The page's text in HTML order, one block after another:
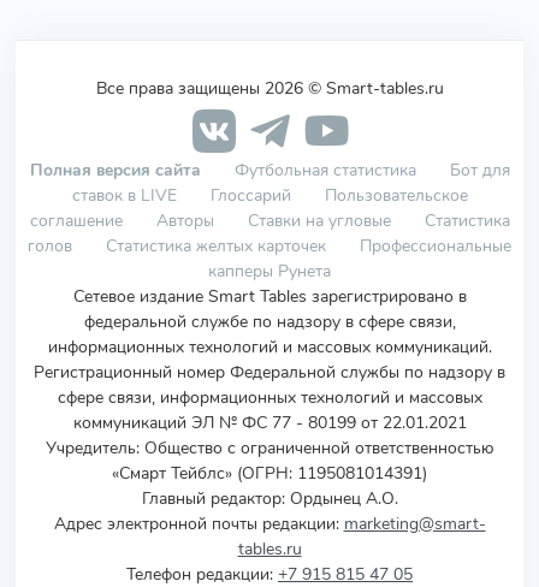
Все права защищены 2026 © Smart-tables.ru
Полная версия сайта Футбольная статистика
Бот для
ставок в LIVE
Глоссарий
Пользовательское
соглашение
Авторы Ставки на угловые
Статистика
голов
Статистика желтых карточек
Профессиональные
капперы Рунета
Сетевое издание Smart Tables зарегистрировано в
федеральной службе по надзору в сфере связи,
информационных технологий и массовых коммуникаций.
Регистрационный номер Федеральной службы по надзору в
сфере связи, информационных технологий и массовых
коммуникаций ЭЛ № ФС 77 - 80199 от 22.01.2021
Учредитель: Общество с ограниченной ответственностью
«Смарт Тейблс» (ОГРН: 1195081014391)
Главный редактор: Ордынец А.О.
Адрес электронной почты редакции: marketing@smart-
tables.ru
Телефон редакции: +7 915 815 47 05